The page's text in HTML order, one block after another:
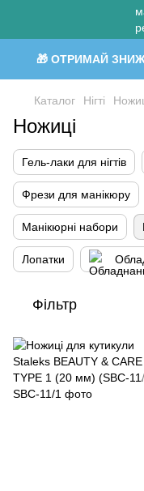
🎁 ОТРИМАЙ
Каталог Нігті
Ножиці
Гель-лаки для нігтів
Фрези для манікюру
Манікюрні набори
Лопатки
Фільтр